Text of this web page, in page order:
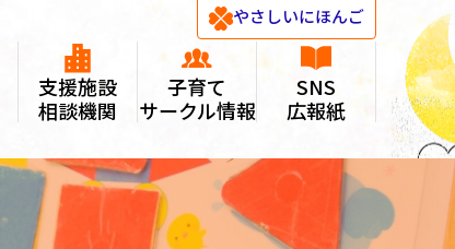
やさしいにほんご
支援施設
相談機関
子育て
サークル情報
SNS
広報紙